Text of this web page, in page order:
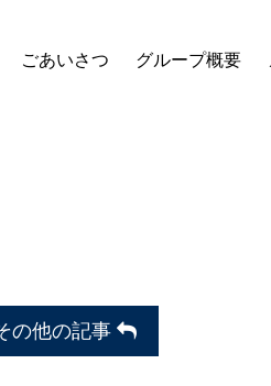
ごあいさつ グループ概要
の他の記事